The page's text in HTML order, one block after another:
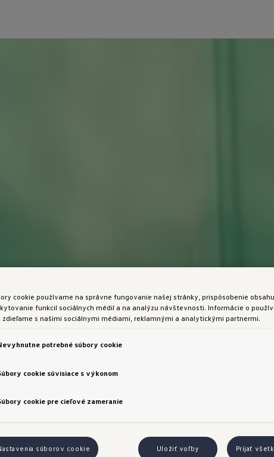
cookie používame na správne fungovanie našej stránky, prispôsobenie
funkcií sociálnych médií a na analýzu návštevnosti. Informácie o
zdieľame s našimi sociálnymi médiami, reklamnými a analytickými partnermi.
potrebné súbory cookie
cookie súvisiace s výkonom
cookie pre cieľové zameranie
súborov cookie Uložiť voľby Prijať